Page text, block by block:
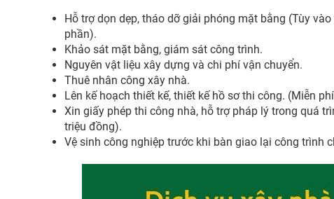
Hỗ trợ dọn dẹp, tháo dỡ giải phóng mặt bằng (Tùy
phần).
Khảo sát mặt bằng, giám sát công trình.
Nguyên vật liệu xây dựng và chi phí vận chuyển.
Thuê nhân công xây nhà.
Lên kế hoạch thiết kế, thiết kế hồ sơ thi công. (Miễn
Xin giấy phép thi công nhà, hỗ trợ pháp lý trong quá
triệu đồng).
Vệ sinh công nghiệp trước khi bàn giao lại công trình